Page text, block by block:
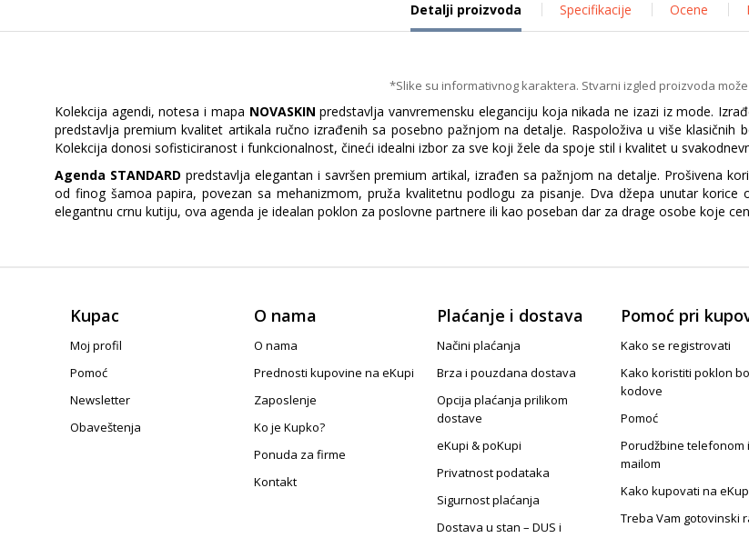
Detalji proizvoda Specifikacije Ocene
*Slike su informativnog karaktera. Stvarni izgled proizvoda
Kolekcija agendi, notesa i mapa NOVASKINpredstavlja vanvremensku eleganciju koja nikada ne izazi iz mode.
predstavlja premium kvalitet artikala ručno izrađenih sa posebno pažnjom na detalje. Raspoloživa u više klasičnih
Kolekcija donosi sofisticiranost i funkcionalnost, čineći idealni izbor za sve koji žele da spoje stil i kvalitet u
Agenda STANDARD predstavlja elegantan i savršen premium artikal, izrađen sa pažnjom na detalje. Prošivena
od finog šamoa papira, povezan sa mehanizmom, pruža kvalitetnu podlogu za pisanje. Dva džepa unutar
elegantnu crnu kutiju, ova agenda je idealan poklon za poslovne partnere ili kao poseban dar za drage osobe koje
Kupac
Moj profil
Pomoć
Newsletter
Obaveštenja
O nama
O nama
Prednosti kupovine na eKupi
Zaposlenje
Ko je Kupko?
Ponuda za firme
Kontakt
Plaćanje i dostava
Načini plaćanja
Brza i pouzdana dostava
Opcija plaćanja prilikom
dostave
eKupi & poKupi
Privatnost podataka
Sigurnost plaćanja
Dostava u stan – DUS i
Pomoć pri
Kako se registrovati
Kako koristiti poklon
kodove
Pomoć
Porudžbine telefonom
mailom
Kako kupovati na
Treba Vam gotovinski